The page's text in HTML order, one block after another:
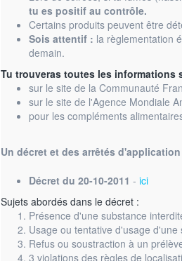
tu es positif au contrôle.
Certains produits peuvent être
Sois attentif : la règlementation
demain.
Tu trouveras toutes les
sur le site de la Communauté
sur le site de l'Agence Mondiale
pour les compléments
Un décret et des arrêtés
Décret du 20-10-2011 - ici
Sujets abordés dans le décret :
Présence d'une substance
Usage ou tentative d'usage
Refus ou soustraction à un
3 violations des règles de